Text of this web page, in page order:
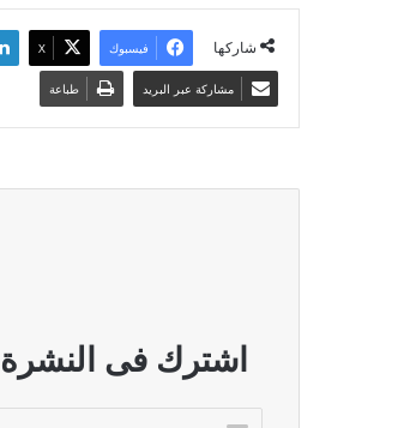
شاركها فيسبوك ‫X
مشاركة عبر البريد طباعة
اشترك فى النشرة